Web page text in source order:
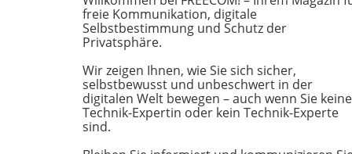
die neue Verpflichtungen für
Beschwerden im Bereich des
Datenschutzes eingeführt hat.
Diese Regelungen zielen darauf ab,
den Beschwerdeprozess zu
optimieren und sicherzustellen,
dass Anfragen zur
Datenverarbeitung effizient und
Kosten
freie Kommunikation, digitale
Selbstbestimmung und Schutz der
Privatsphäre.
Wir zeigen Ihnen, wie Sie sich sicher,
selbstbewusst und unbeschwert in der
digitalen Welt bewegen – auch wenn Sie keine
Technik-Expertin oder kein Technik-Experte
sind.